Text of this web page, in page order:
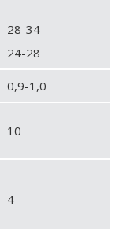
28-34
24-28
0,9-1,0
10
4